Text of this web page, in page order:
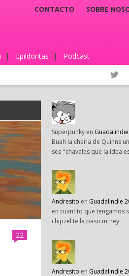
CONTACTO SOBRE
| Epildoritas | Podcast
22
Superpunky en
Buah la charla de Quinns
sea "chavales que la idea
Andresito en Guadalindie
en cuantito que tengamos
chipzel te la paso mi rey
Andresito en Guadalindie